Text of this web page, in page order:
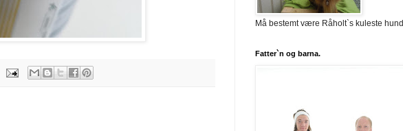
Må bestemt være Råholt`s kuleste hund
Fatter`n og barna.